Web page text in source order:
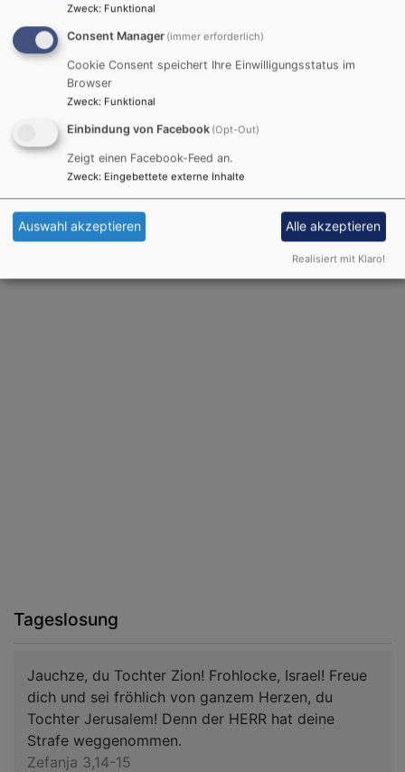
Rödelsee Treffpunkt am Brunnen vor der St. Michaelskirche
Alle Veranstaltungen
Facebook Widget
Inhalte von Facebook anzeigen?
Datenschutzeinstellungen verwalten
Tageslosung
Jauchze, du Tochter Zion! Frohlocke, Israel! Freue
dich und sei fröhlich von ganzem Herzen, du
Tochter Jerusalem! Denn der HERR hat deine
Strafe weggenommen.
Zefanja 3,14-15
Zweck: Funktional
Consent Manager (immer erforderlich)
Cookie Consent speichert Ihre Einwilligungsstatus im
Browser
Zweck: Funktional
Einbindung von Facebook (Opt-Out)
Zeigt einen Facebook-Feed an.
Zweck: Eingebettete externe Inhalte
Auswahl akzeptieren Alle akzeptieren
Realisiert mit Klaro!